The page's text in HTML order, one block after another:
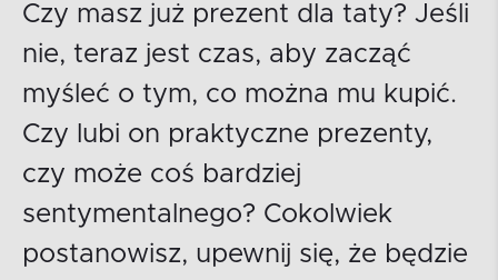
Czy masz już prezent dla taty? Jeśli
nie, teraz jest czas, aby zacząć
myśleć o tym, co można mu kupić.
Czy lubi on praktyczne prezenty,
czy może coś bardziej
sentymentalnego? Cokolwiek
postanowisz, upewnij się, że będzie